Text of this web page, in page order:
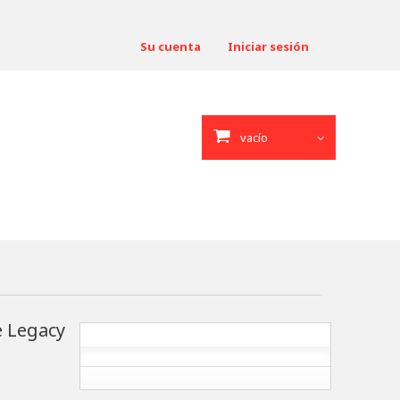
Iniciar sesión
Su cuenta
vacío
Legacy